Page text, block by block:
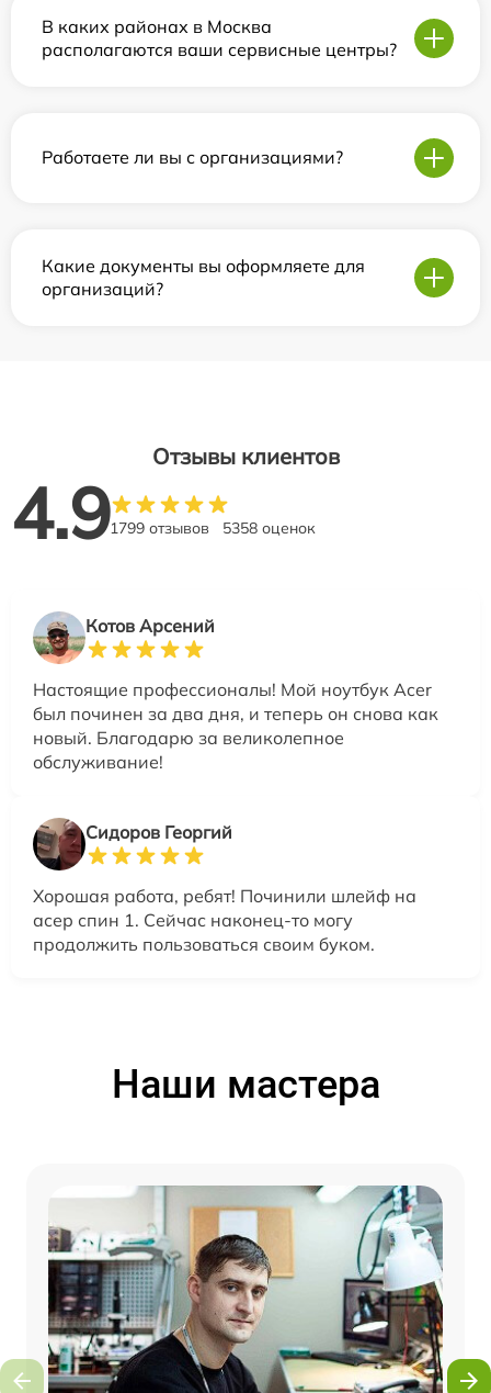
В каких районах в Москва
располагаются ваши сервисные центры?
Работаете ли вы с организациями?
Какие документы вы оформляете для
организаций?
Отзывы клиентов
4.91799 отзывов 5358 оценок
Котов Арсений
Настоящие профессионалы! Мой ноутбук Acer
был починен за два дня, и теперь он снова как
новый. Благодарю за великолепное
обслуживание!
Сидоров Георгий
Хорошая работа, ребят! Починили шлейф на
асер спин 1. Сейчас наконец-то могу
продолжить пользоваться своим буком.
Наши мастера